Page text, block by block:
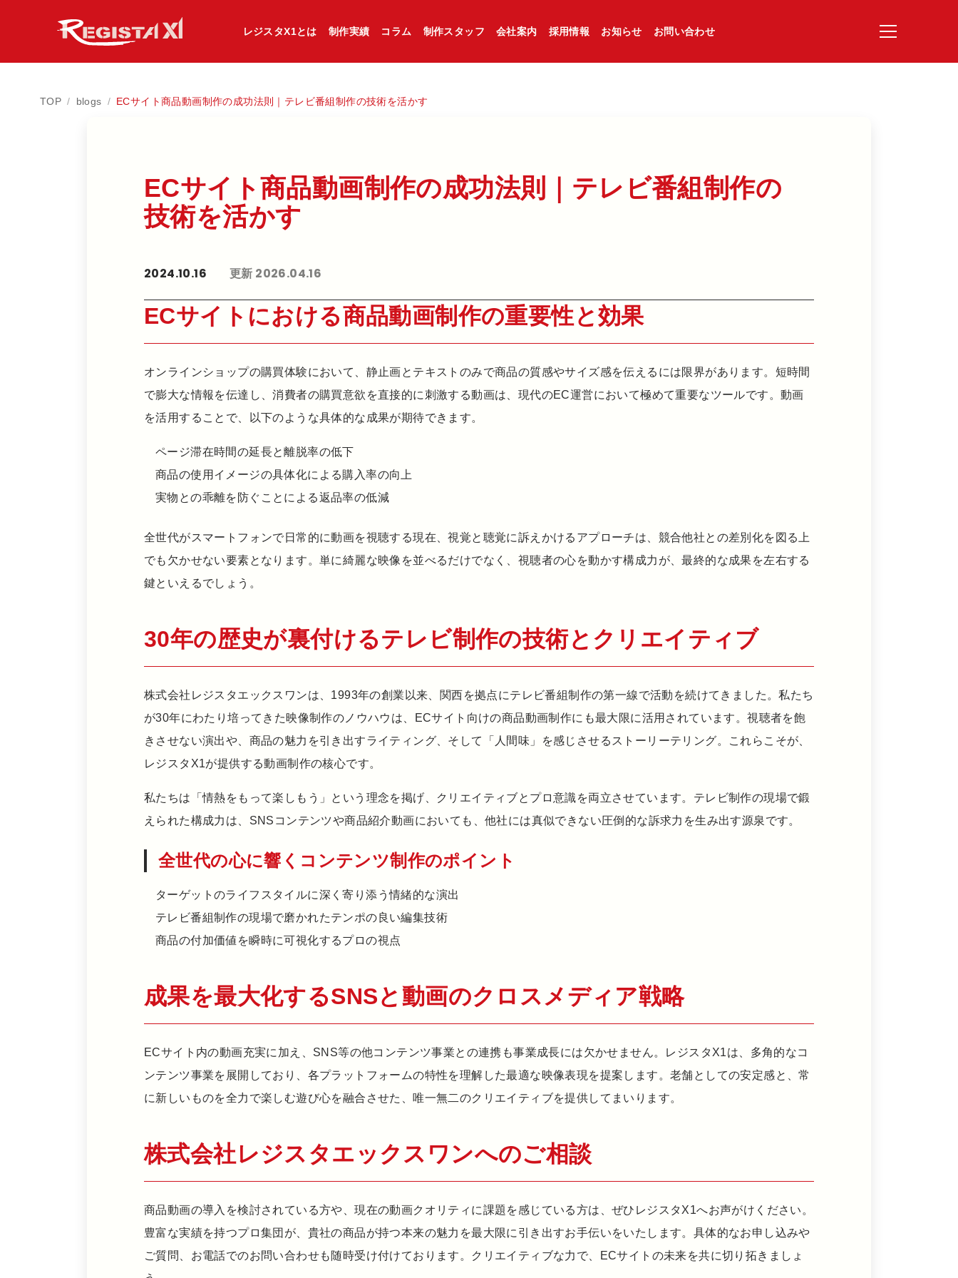
レジスタX1とは 制作実績 コラム 制作スタッフ 会社案内 採用情報 お知らせ お問い合わせ
TOP / blogs / ECサイト商品動画制作の成功法則｜テレビ番組制作の技術を活かす
ECサイト商品動画制作の​成功法則｜テレビ番組制作の​
技術を​活かす
2024.10.16 更新 2026.04.16
ECサイトにおける商品動画制作の重要性と効果
オンラインショップの購買体験において、静止画とテキストのみで商品の質感やサイズ感を伝えるには限界があります。短時間
で膨大な情報を伝達し、消費者の購買意欲を直接的に刺激する動画は、現代のEC運営において極めて重要なツールです。動画
を活用することで、以下のような具体的な成果が期待できます。
ページ滞在時間の延長と離脱率の低下
商品の使用イメージの具体化による購入率の向上
実物との乖離を防ぐことによる返品率の低減
全世代がスマートフォンで日常的に動画を視聴する現在、視覚と聴覚に訴えかけるアプローチは、競合他社との差別化を図る上
でも欠かせない要素となります。単に綺麗な映像を並べるだけでなく、視聴者の心を動かす構成力が、最終的な成果を左右する
鍵といえるでしょう。
30年の歴史が裏付けるテレビ制作の技術とクリエイティブ
株式会社レジスタエックスワンは、1993年の創業以来、関西を拠点にテレビ番組制作の第一線で活動を続けてきました。私たち
が30年にわたり培ってきた映像制作のノウハウは、ECサイト向けの商品動画制作にも最大限に活用されています。視聴者を飽
きさせない演出や、商品の魅力を引き出すライティング、そして「人間味」を感じさせるストーリーテリング。これらこそが、
レジスタX1が提供する動画制作の核心です。
私たちは「情熱をもって楽しもう」という理念を掲げ、クリエイティブとプロ意識を両立させています。テレビ制作の現場で鍛
えられた構成力は、SNSコンテンツや商品紹介動画においても、他社には真似できない圧倒的な訴求力を生み出す源泉です。
全世代の心に響くコンテンツ制作のポイント
ターゲットのライフスタイルに深く寄り添う情緒的な演出
テレビ番組制作の現場で磨かれたテンポの良い編集技術
商品の付加価値を瞬時に可視化するプロの視点
成果を最大化するSNSと動画のクロスメディア戦略
ECサイト内の動画充実に加え、SNS等の他コンテンツ事業との連携も事業成長には欠かせません。レジスタX1は、多角的なコ
ンテンツ事業を展開しており、各プラットフォームの特性を理解した最適な映像表現を提案します。老舗としての安定感と、常
に新しいものを全力で楽しむ遊び心を融合させた、唯一無二のクリエイティブを提供してまいります。
株式会社レジスタエックスワンへのご相談
商品動画の導入を検討されている方や、現在の動画クオリティに課題を感じている方は、ぜひレジスタX1へお声がけください。
豊富な実績を持つプロ集団が、貴社の商品が持つ本来の魅力を最大限に引き出すお手伝いをいたします。具体的なお申し込みや
ご質問、お電話でのお問い合わせも随時受け付けております。クリエイティブな力で、ECサイトの未来を共に切り拓きましょ